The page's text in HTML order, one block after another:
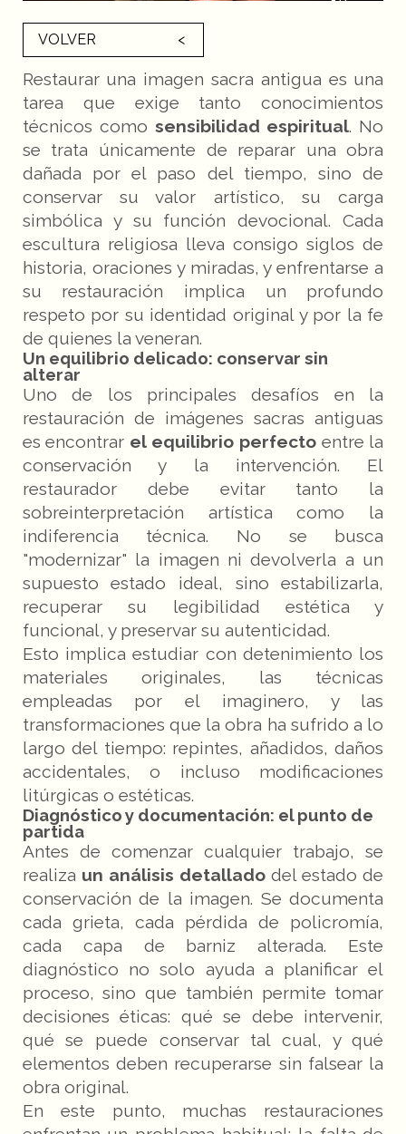
VOLVER
Restaurar una imagen sacra antigua es una
tarea que exige tanto conocimientos
técnicos como sensibilidad espiritual. No
se trata únicamente de reparar una obra
dañada por el paso del tiempo, sino de
conservar su valor artístico, su carga
simbólica y su función devocional. Cada
escultura religiosa lleva consigo siglos de
historia, oraciones y miradas, y enfrentarse a
su restauración implica un profundo
respeto por su identidad original y por la fe
de quienes la veneran.
Un equilibrio delicado: conservar sin
alterar
Uno de los principales desafíos en la
restauración de imágenes sacras antiguas
es encontrar el equilibrio perfectoentre la
conservación y la intervención. El
restaurador debe evitar tanto la
sobreinterpretación artística como la
indiferencia técnica. No se busca
"modernizar" la imagen ni devolverla a un
supuesto estado ideal, sino estabilizarla,
recuperar su legibilidad estética y
funcional, y preservar su autenticidad.
Esto implica estudiar con detenimiento los
materiales originales, las técnicas
empleadas por el imaginero, y las
transformaciones que la obra ha sufrido a lo
largo del tiempo: repintes, añadidos, daños
accidentales, o incluso modificaciones
litúrgicas o estéticas.
Diagnóstico y documentación: el punto de
partida
Antes de comenzar cualquier trabajo, se
realiza un análisis detallado del estado de
conservación de la imagen. Se documenta
cada grieta, cada pérdida de policromía,
cada capa de barniz alterada. Este
diagnóstico no solo ayuda a planificar el
proceso, sino que también permite tomar
decisiones éticas: qué se debe intervenir,
qué se puede conservar tal cual, y qué
elementos deben recuperarse sin falsear la
obra original.
En este punto, muchas restauraciones